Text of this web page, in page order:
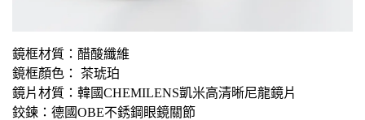
鏡框材質：醋酸纖維
鏡框顏色： 茶琥珀
鏡片材質：韓國CHEMILENS凱米高清晰尼龍鏡片
鉸鍊：德國OBE不銹鋼眼鏡關節